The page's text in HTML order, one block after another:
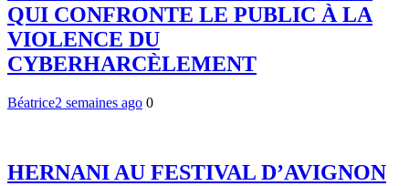
QUI CONFRONTE LE PUBLIC À LA
VIOLENCE DU
CYBERHARCÈLEMENT
Béatrice2 semaines ago 0
HERNANI AU FESTIVAL D’AVIGNON